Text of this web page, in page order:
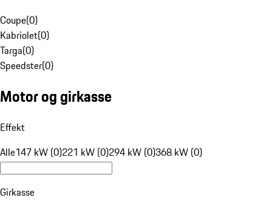
Coupe(0)
Kabriolet(0)
Targa(0)
Speedster(0)
Motor og girkasse
Effekt
Alle147 kW (0)221 kW (0)294 kW (0)368 kW (0)
Girkasse